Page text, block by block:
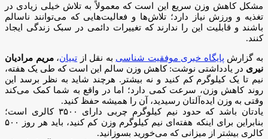
مشکل کاهش وزن سریع این است که معمولاً به تلاش خیلی زیادی در
تغذیه و ورزش نیاز دارد؛ تلاش‌ها و فعالیت‌هایی که می‌توانند ناسالم
باشند و قابلیت این را ندارند که تغییرات دائمی در سبک زندگی ایجاد
کنند.
به گزارش پایگاه خبری موفقیت شناسی به نقل از تبیان،مریم مرادیان
نیری در یادداشتی نوشت: کاهش وزن سالم این است که طی یک هفته،
نیم تا یک کیلوگرم کم کنید و نه بیشتر. هرچند شاید به نظر برسد این
روند کاهش وزن، سرعت کمی دارد؛ اما در واقع به شما کمک می‌کند
وقتی به وزن ایده‌آلتان رسیدید، آن را همیشه حفظ کنید.
یادتان باشد که حدود نیم کیلوگرم چربی دارای ۳۵۰۰ کالری است؛
بنابراین برای اینکه هفته‌ای نیم کیلوگرم وزن کم کنید، باید هر روز ۵۰۰
کالری بیشتر از میزانی که می‌خورید بسوزانید.